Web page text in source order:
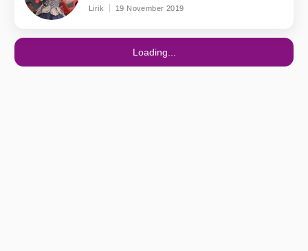
Lirik 19 November 2019
Loading...